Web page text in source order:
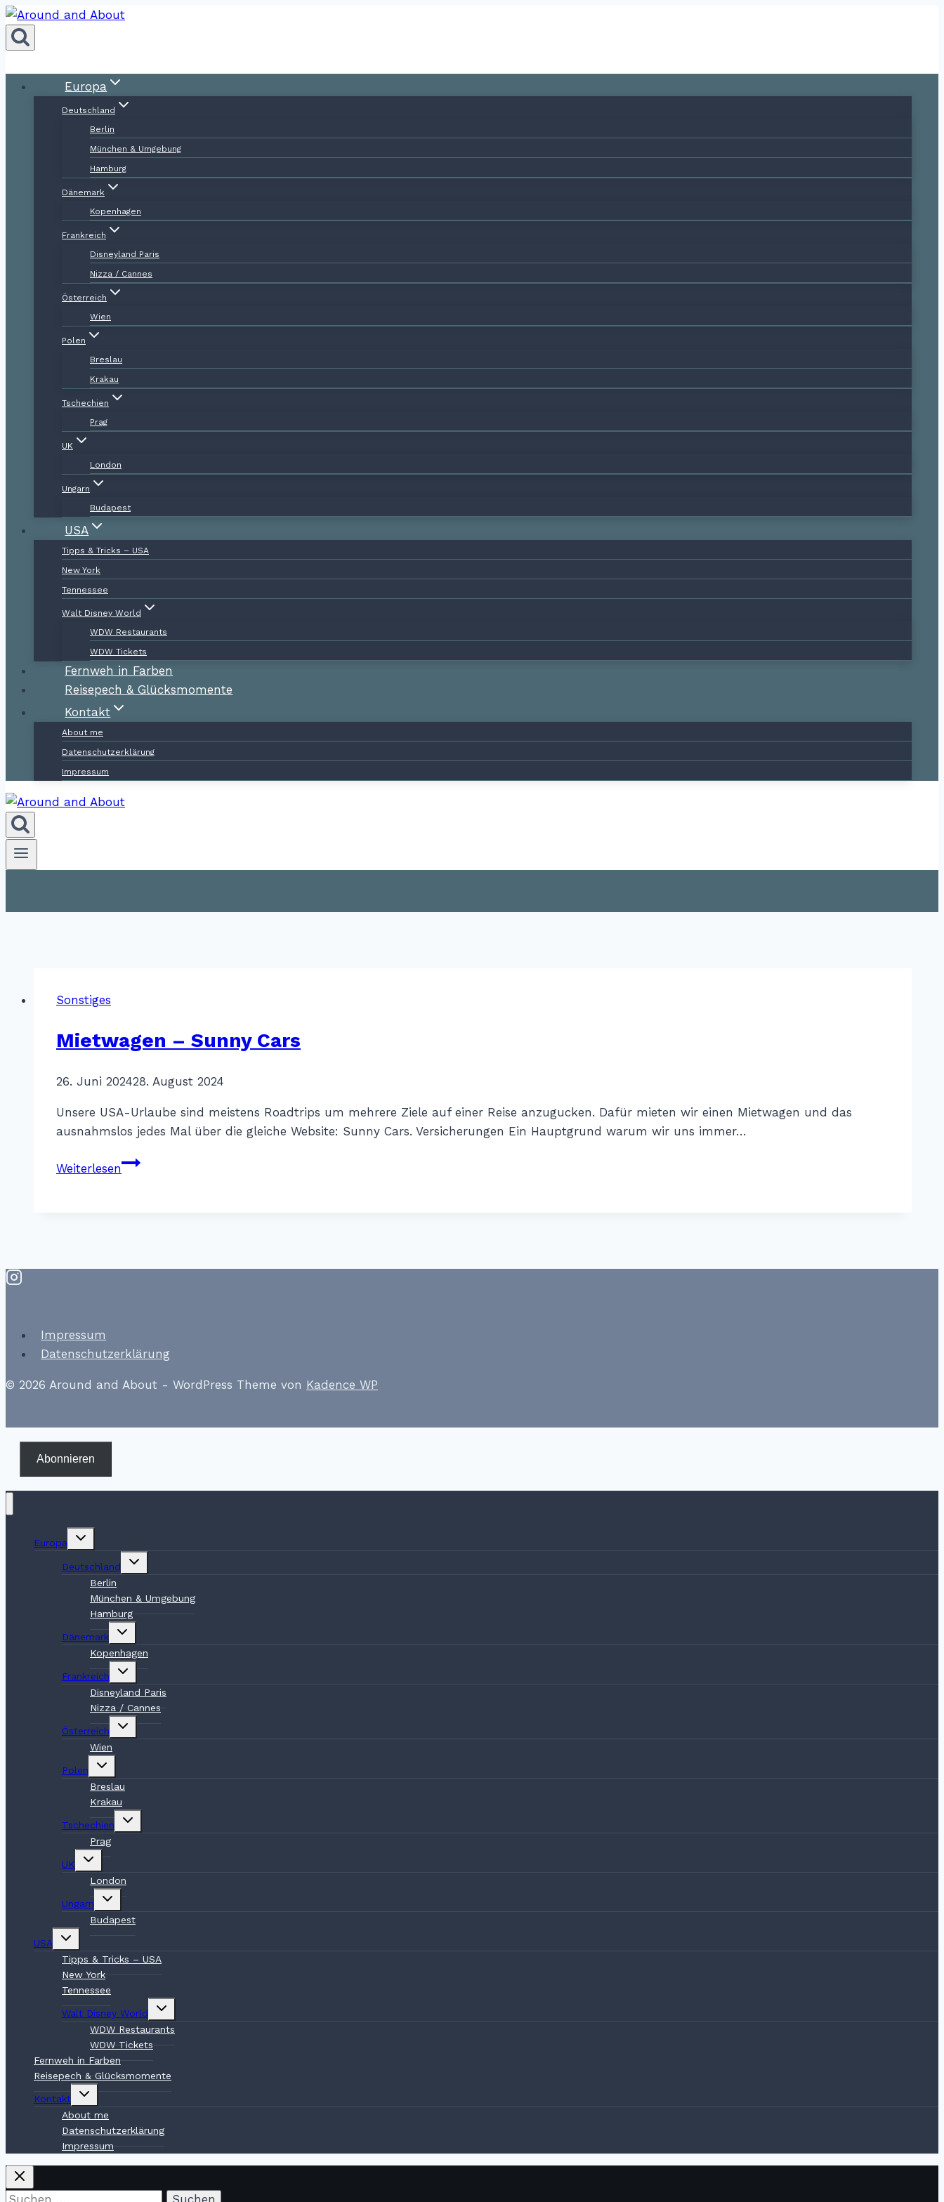
Zum
Inhalt
springen
Europa
Deutschland
Berlin
München & Umgebung
Hamburg
Dänemark
Kopenhagen
Frankreich
Disneyland Paris
Nizza / Cannes
Österreich
Wien
Polen
Breslau
Krakau
Tschechien
Prag
UK
London
Ungarn
Budapest
USA
Tipps & Tricks – USA
New York
Tennessee
Walt Disney World
WDW Restaurants
WDW Tickets
Fernweh in Farben
Reisepech & Glücksmomente
Kontakt
About me
Datenschutzerklärung
Impressum
Sonstiges
Mietwagen – Sunny Cars
VonKatharina
26. Juni 202428. August 2024
Unsere USA-Urlaube sind meistens Roadtrips um mehrere Ziele auf einer Reise anzugucken. Dafür mieten wir einen Mietwagen und das
ausnahmslos jedes Mal über die gleiche Website: Sunny Cars. Versicherungen Ein Hauptgrund warum wir uns immer…
WeiterlesenMietwagen
Impressum
Datenschutzerklärung
© 2026 Around and About - WordPress Theme von Kadence WP
Abonnieren
Europa
Untermenü
Deutschland
Untermenü
Berlin
München & Umgebung
Hamburg
Dänemark
Untermenü
Kopenhagen
Frankreich
Untermenü
Disneyland Paris
Nizza / Cannes
Österreich
Untermenü
Wien
Polen
Untermenü
Breslau
Krakau
Tschechien
Untermenü
Prag
UK
Untermenü
London
Ungarn
Untermenü
Budapest
USA
Untermenü
Tipps & Tricks – USA
New York
Tennessee
Walt Disney World
Untermenü
WDW Restaurants
WDW Tickets
Fernweh in Farben
Reisepech & Glücksmomente
Kontakt
Untermenü
About me
Datenschutzerklärung
Impressum
Suchen